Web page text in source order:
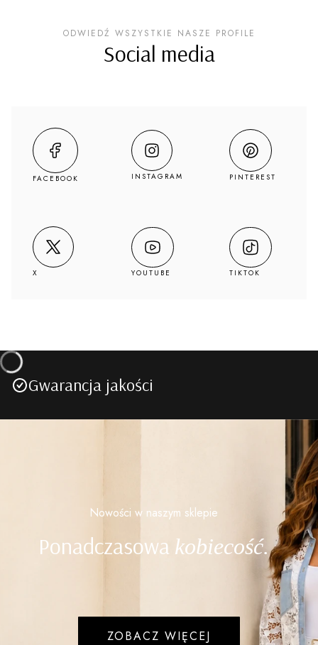
ODWIEDŹ WSZYSTKIE NASZE PROFILE
Social media
FACEBOOK INSTAGRAM PINTEREST
X YOUTUBE TIKTOK
Gwarancja jakości
Nowości w naszym sklepie
Ponadczasowa kobiecość.
ZOBACZ WIĘCEJ